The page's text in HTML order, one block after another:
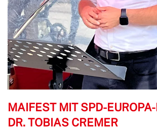
MAIFEST MIT SPD-
DR. TOBIAS CREMER